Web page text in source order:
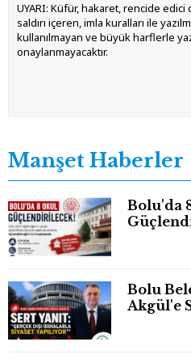
UYARI: Küfür, hakaret, rencide
saldırı içeren, imla kuralları ile
kullanılmayan ve büyük harflerle
onaylanmayacaktır.
Manşet Haberler
Bolu'da
Bolu
Akgül'e